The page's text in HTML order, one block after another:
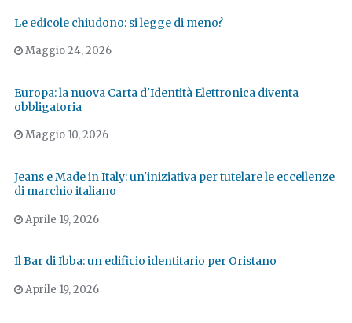
Le edicole chiudono: si legge di meno?
Maggio 24, 2026
Europa: la nuova Carta d'Identità Elettronica diventa
obbligatoria
Maggio 10, 2026
Jeans e Made in Italy: un'iniziativa per tutelare le eccellenze
di marchio italiano
Aprile 19, 2026
Il Bar di Ibba: un edificio identitario per Oristano
Aprile 19, 2026